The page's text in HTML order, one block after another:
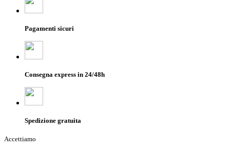
Pagamenti sicuri
Consegna express in 24/48h
Spedizione gratuita
Accettiamo